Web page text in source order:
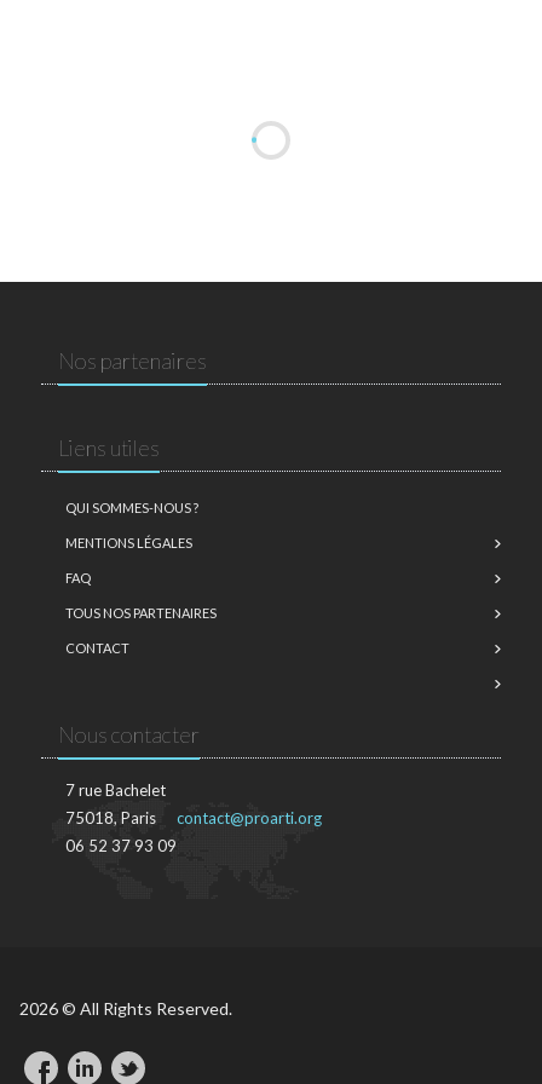
Nos partenaires
Liens utiles
QUI SOMMES-NOUS ?
MENTIONS LÉGALES
FAQ
TOUS NOS PARTENAIRES
CONTACT
Nous contacter
7 rue Bachelet
75018, Paris
06 52 37 93 09
contact@proarti.org
2026 © All Rights Reserved.